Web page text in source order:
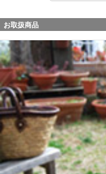
お取扱商品